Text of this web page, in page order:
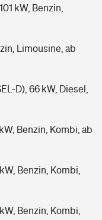
kW, Benzin,
Limousine, ab
D), 66 kW, Diesel,
Benzin, Kombi, ab
Benzin, Kombi,
Benzin, Kombi,